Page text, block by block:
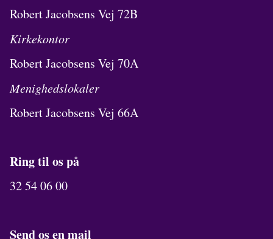
Robert Jacobsens Vej 72B
Kirkekontor
Robert Jacobsens Vej 70A
Menighedslokaler
Robert Jacobsens Vej 66A
Ring til os på
32 54 06 00
Send os en mail